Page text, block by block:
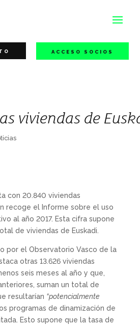
ACCESO SOCIOS
viviendas de
con 20.840 viviendas
recoge el Informe sobre el uso
al año 2017. Esta cifra supone
de viviendas de Euskadi.
por el Observatorio Vasco de la
otras 13.626 viviendas
seis meses al año y que,
suman un total de
resultarían “potencialmente
programas de dinamización de
Esto supone que la tasa de